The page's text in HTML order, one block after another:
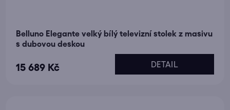
Belluno Elegante velký bílý televizní stolek z masivu
s dubovou deskou
15 689 Kč DETAIL